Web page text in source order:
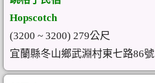
Hopscotch
(3200 ~ 3200) 279公尺
宜蘭縣冬山鄉武淵村東七路86號